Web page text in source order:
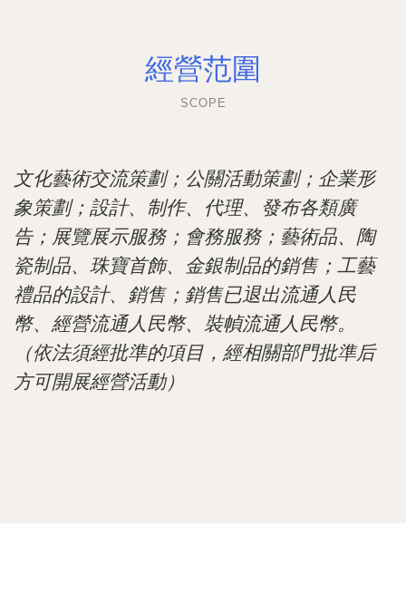
經營范圍
SCOPE
文化藝術交流策劃；公關活動策劃；企業形
象策劃；設計、制作、代理、發布各類廣
告；展覽展示服務；會務服務；藝術品、陶
瓷制品、珠寶首飾、金銀制品的銷售；工藝
禮品的設計、銷售；銷售已退出流通人民
幣、經營流通人民幣、裝幀流通人民幣。
（依法須經批準的項目，經相關部門批準后
方可開展經營活動）